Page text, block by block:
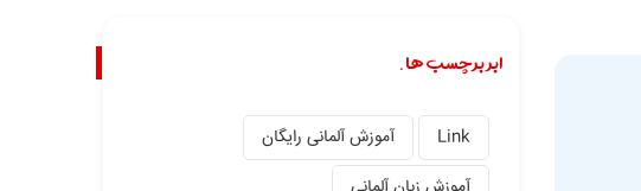
ابر برچسب ها.
Link
آموزش آلمانی رایگان